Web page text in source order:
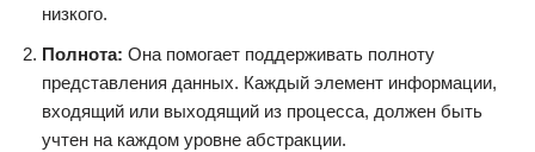
низкого.
Полнота: Она помогает поддерживать полноту
представления данных. Каждый элемент информации,
входящий или выходящий из процесса, должен быть
учтен на каждом уровне абстракции.